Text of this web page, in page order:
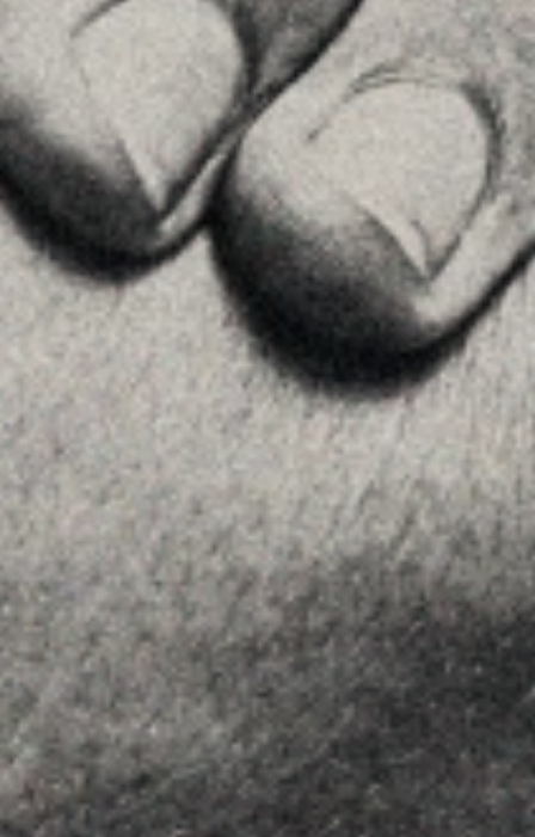
See on GoogleMaps
MENU
Home
About Us
Team
Advice
Insights
Contact
FOLLOW US
Linkedin
Instagram
Youtube
Allyon — Barcelona, Spain
Copyrights © 2026 LEGAL NOTICE
COOKIES POLICY PRIVACY POLICY·